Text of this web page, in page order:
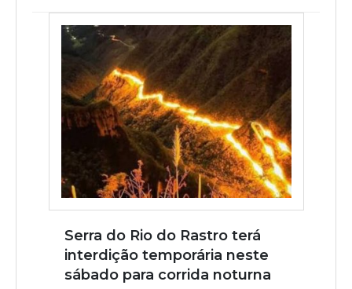
Serra do Rio do Rastro terá
interdição temporária neste
sábado para corrida noturna